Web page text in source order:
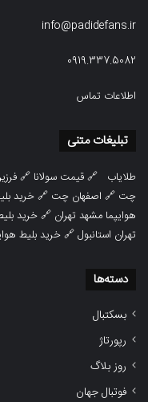
info@padidefans.ir
0919.337.5082
اطلاعات تماس
تبلیغات متنی
طلایاب 🔗قیمت سولانا 🔗
چت 🔗 اصفهان چت 🔗خرید
هوایپما مشهد تهران 🔗خرید
تهران استانبول🔗خرید بلیط
دسته‌ها
بسکتبال
رپورتاژ
روز بلاگ
فوتبال جهان